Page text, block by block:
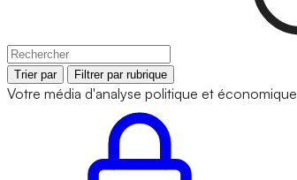
Trier par Filtrer par rubrique
Votre média d'analyse politique et économique